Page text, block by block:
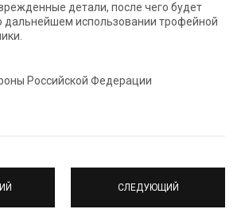
детали, после чего будет
дальнейшем использовании трофейной
Российской Федерации
СЛЕДУЮЩИЙ